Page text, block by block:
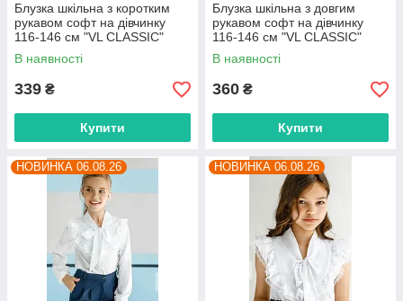
Блузка шкільна з коротким
рукавом софт на дівчинку
116-146 см "VL CLASSIC"
недорого від прямого
постачальника
В наявності
339 ₴
Купити
Блузка шкільна з довгим
рукавом софт на дівчинку
116-146 см "VL CLASSIC"
недорого від прямого
постачальника
В наявності
360 ₴
Купити
НОВИНКА 06.08.26 НОВИНКА 06.08.26